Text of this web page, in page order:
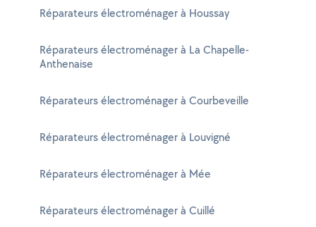
Réparateurs électroménager à Houssay
Réparateurs électroménager à La Chapelle-
Anthenaise
Réparateurs électroménager à Courbeveille
Réparateurs électroménager à Louvigné
Réparateurs électroménager à Mée
Réparateurs électroménager à Cuillé